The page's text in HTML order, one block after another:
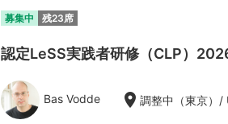
募集中 残23席
認定LeSS実践者研修（CLP）
Bas Vodde location_on 調整中（東京）